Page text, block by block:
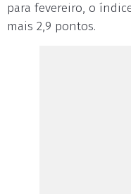
para fevereiro, o
mais 2,9 pontos.